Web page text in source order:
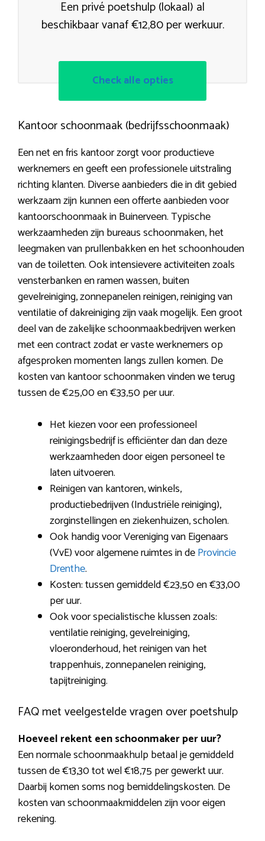
Een privé poetshulp (lokaal) al
beschikbaar vanaf €12,80 per werkuur.
Check alle opties
Kantoor schoonmaak (bedrijfsschoonmaak)
Een net en fris kantoor zorgt voor productieve
werknemers en geeft een professionele uitstraling
richting klanten. Diverse aanbieders die in dit gebied
werkzaam zijn kunnen een offerte aanbieden voor
kantoorschoonmaak in Buinerveen. Typische
werkzaamheden zijn bureaus schoonmaken, het
leegmaken van prullenbakken en het schoonhouden
van de toiletten. Ook intensievere activiteiten zoals
vensterbanken en ramen wassen, buiten
gevelreiniging, zonnepanelen reinigen, reiniging van
ventilatie of dakreiniging zijn vaak mogelijk. Een groot
deel van de zakelijke schoonmaakbedrijven werken
met een contract zodat er vaste werknemers op
afgesproken momenten langs zullen komen. De
kosten van kantoor schoonmaken vinden we terug
tussen de €25,00 en €33,50 per uur.
Het kiezen voor een professioneel
reinigingsbedrijf is efficiënter dan dan deze
werkzaamheden door eigen personeel te
laten uitvoeren.
Reinigen van kantoren, winkels,
productiebedrijven (Industriële reiniging),
zorginstellingen en ziekenhuizen, scholen.
Ook handig voor Vereniging van Eigenaars
(VvE) voor algemene ruimtes in deProvincie
Drenthe.
Kosten: tussen gemiddeld €23,50 en €33,00
per uur.
Ook voor specialistische klussen zoals:
ventilatie reiniging, gevelreiniging,
vloeronderhoud, het reinigen van het
trappenhuis, zonnepanelen reiniging,
tapijtreiniging.
FAQ met veelgestelde vragen over poetshulp
Hoeveel rekent een schoonmaker per uur?
Een normale schoonmaakhulp betaal je gemiddeld
tussen de €13,30 tot wel €18,75 per gewerkt uur.
Daarbij komen soms nog bemiddelingskosten. De
kosten van schoonmaakmiddelen zijn voor eigen
rekening.